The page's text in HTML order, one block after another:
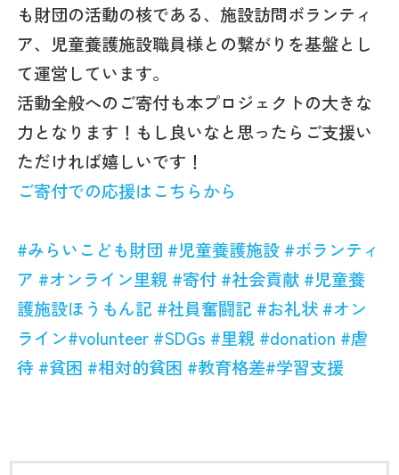
も財団の活動の核である、施設訪問ボランティ
ア、児童養護施設職員様との繋がりを基盤とし
て運営しています。
活動全般へのご寄付も本プロジェクトの大きな
力となります！もし良いなと思ったらご支援い
ただければ嬉しいです！
ご寄付での応援はこちらから
#みらいこども財団 #児童養護施設 #ボランティ
ア #オンライン里親 #寄付 #社会貢献 #児童養
護施設ほうもん記 #社員奮闘記 #お礼状 #オン
ライン#volunteer #SDGs #里親 #donation #虐
待 #貧困 #相対的貧困 #教育格差#学習支援